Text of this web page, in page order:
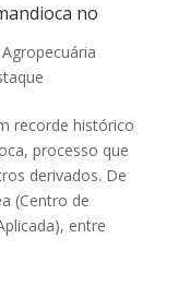
no
Agropecuária
recorde histórico
processo que
derivados. De
(Centro de
entre